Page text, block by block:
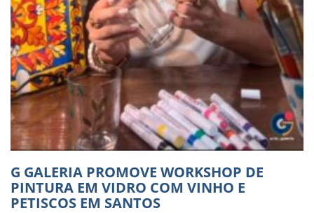
G GALERIA PROMOVE WORKSHOP DE
PINTURA EM VIDRO COM VINHO E
PETISCOS EM SANTOS